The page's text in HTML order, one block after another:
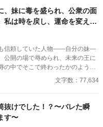
、妹に毒を盛られ、公衆の面
私は時を戻し、運命を変えに
信頼していた人物――自分の妹―
開の場で辱められ、未来の王に
の中でそこで終わったかのように
たとき、不可能なことが起きた―
を覚まし、あらゆる涙、嘘、そ
つ――真実を突き止め、奪われた
者たちにその代償を払わせる。
。何も許されない。
文字数：77,634
抜けでした！？〜バレた瞬
す〜